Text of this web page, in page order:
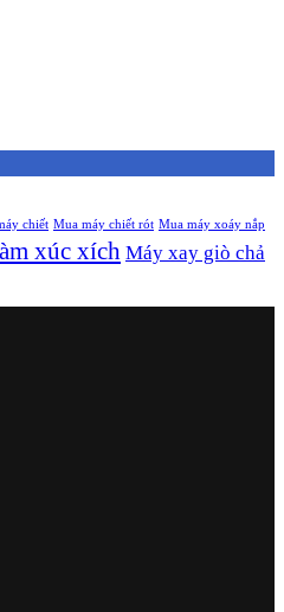
chiết Mua máy chiết rót Mua máy xoáy nắp
xúc xích Máy xay giò chả